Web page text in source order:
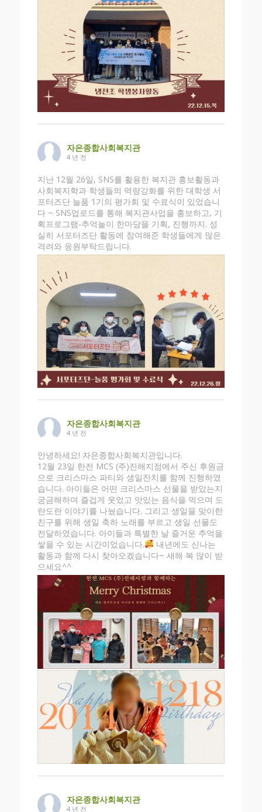
자은종합사회복지관
4 년 전
지난 12월 26일, SNS를 활용한 복지관 홍보활동과
사회복지학과 학생들의 역량강화를 위한 대학생 서
포터즈단 늘품 1기의 평가회 및 수료식이 있었습니
다 ~ SNS업로드를 통해 복지관사업을 홍보하고, 기
획프로그램-추억놀이 한마당을 기획, 진행까지. 성
실히 서포터즈단 활동에 참여해준 학생들에게 많은
격려와 응원부탁드립니다.
자은종합사회복지관
4 년 전
안녕하세요! 자은종합사회복지관입니다.
12월 23일 한전 MCS (주)진해지점에서 주신 후원금
으로 크리스마스 파티와 생일잔치를 함께 진행하였
습니다. 아이들은 어떤 크리스마스 선물을 받았는지
궁금해하며 즐겁게 웃었고 맛있는 음식을 먹으며 도
란도란 이야기를 나눴습니다. 그리고 생일을 맞이한
친구를 위해 생일 축하 노래를 부르고 생일 선물도
전달하였습니다. 아이들과 특별한 날 즐거운 추억을
쌓을 수 있는 시간이었습니다.
내년에도 신나는
활동과 함께 다시 찾아오겠습니다~ 새해 복 많이 받
으세요^^
자은종합사회복지관
4 년 전